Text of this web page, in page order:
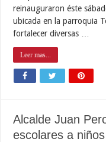
reinauguraron éste
ubicada en la parroquia
fortalecer diversas …
Leer mas...
Alcalde Juan
escolares a